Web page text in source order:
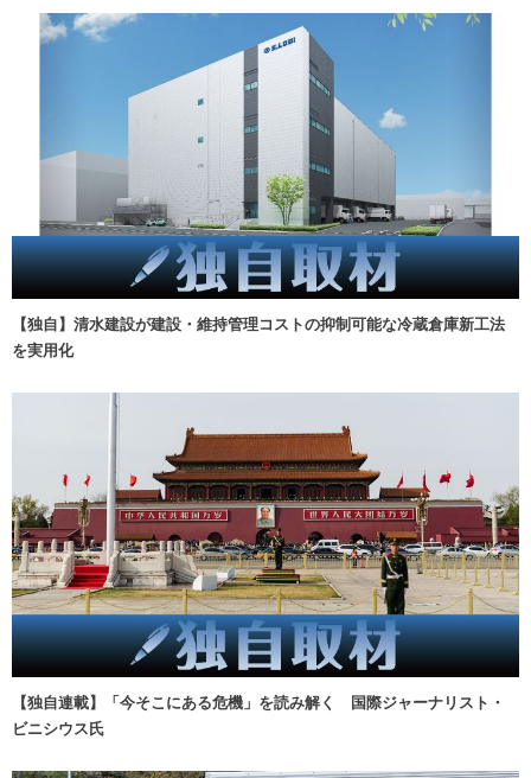
【独自】清水建設が建設・維持管理コストの抑制可能な冷蔵倉庫新工法
を実用化
【独自連載】「今そこにある危機」を読み解く 国際ジャーナリスト・
ビニシウス氏